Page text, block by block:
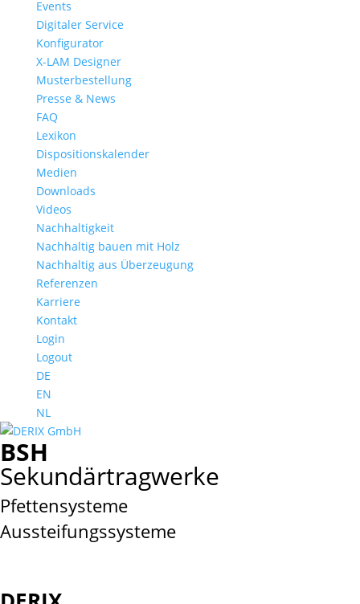
Events
Digitaler Service
Konfigurator
X-LAM Designer
Musterbestellung
Presse & News
FAQ
Lexikon
Dispositionskalender
Medien
Downloads
Videos
Nachhaltigkeit
Nachhaltig bauen mit Holz
Nachhaltig aus Überzeugung
Referenzen
Karriere
Kontakt
Login
Logout
DE
EN
NL
BSH
Sekundärtragwerke
Pfettensysteme
Aussteifungssysteme